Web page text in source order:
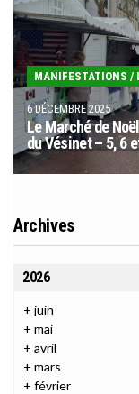
MANIFESTATIONS /
6 DÉCEMBRE 2025
Le Marché de
du Vésinet – 5, 6
Archives
2026
+ juin
+ mai
+ avril
+ mars
+ février